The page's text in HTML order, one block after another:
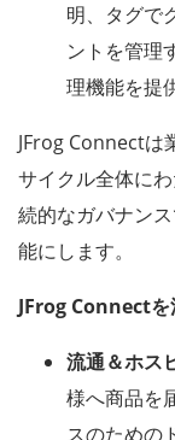
明、タグで
ントを管理
理機能を提
JFrog Connectは
サイクル全体に
続的なガバナン
能にします。
JFrog Connectを
流通＆ホス
様へ商品を
スのための